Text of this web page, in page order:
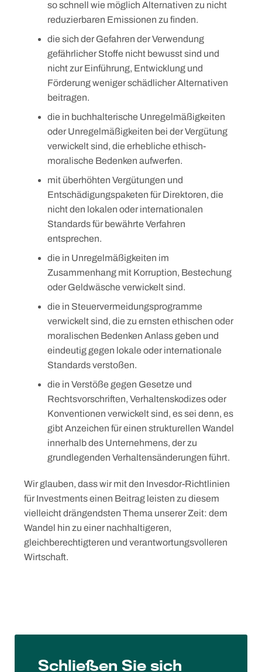
so schnell wie möglich Alternativen zu nicht
reduzierbaren Emissionen zu finden.
die sich der Gefahren der Verwendung
gefährlicher Stoffe nicht bewusst sind und
nicht zur Einführung, Entwicklung und
Förderung weniger schädlicher Alternativen
beitragen.
die in buchhalterische Unregelmäßigkeiten
oder Unregelmäßigkeiten bei der Vergütung
verwickelt sind, die erhebliche ethisch-
moralische Bedenken aufwerfen.
mit überhöhten Vergütungen und
Entschädigungspaketen für Direktoren, die
nicht den lokalen oder internationalen
Standards für bewährte Verfahren
entsprechen.
die in Unregelmäßigkeiten im
Zusammenhang mit Korruption, Bestechung
oder Geldwäsche verwickelt sind.
die in Steuervermeidungsprogramme
verwickelt sind, die zu ernsten ethischen oder
moralischen Bedenken Anlass geben und
eindeutig gegen lokale oder internationale
Standards verstoßen.
die in Verstöße gegen Gesetze und
Rechtsvorschriften, Verhaltenskodizes oder
Konventionen verwickelt sind, es sei denn, es
gibt Anzeichen für einen strukturellen Wandel
innerhalb des Unternehmens, der zu
grundlegenden Verhaltensänderungen führt.
Wir glauben, dass wir mit den Invesdor-Richtlinien
für Investments einen Beitrag leisten zu diesem
vielleicht drängendsten Thema unserer Zeit: dem
Wandel hin zu einer nachhaltigeren,
gleichberechtigteren und verantwortungsvolleren
Wirtschaft.
Schließen Sie sich